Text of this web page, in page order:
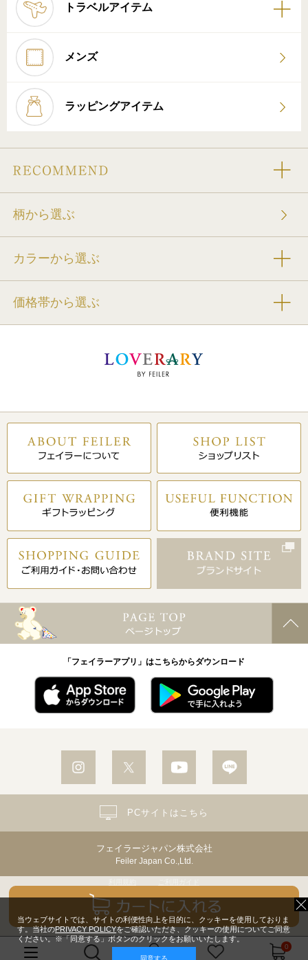
トラベルアイテム
メンズ
ラッピングアイテム
柄から選ぶ
カラーから選ぶ
価格帯から選ぶ
「フェイラーアプリ」はこちらからダウンロード
フェイラージャパン株式会社
Feiler Japan Co.,Ltd.
個人情報保護方針・個人情報の取り扱いについて
Copyright© Feiler Japan Co.,Ltd. All Rights Reserved.
PCサイトはこちら
0
当ウェブサイトでは、サイトの利便性向上を目的に、クッキーを使用しておりま
す。当社のPRIVACY POLICYをご確認いただき、クッキーの使用についてご同意
ください。※「同意する」ボタンのクリックをお願いいたします。